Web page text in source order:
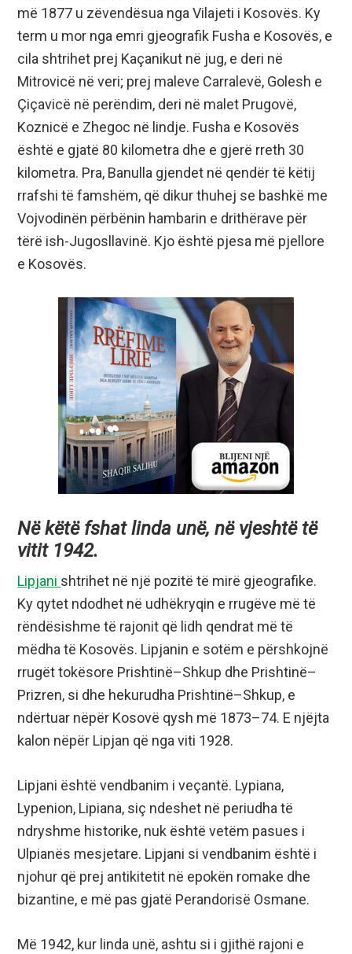
më 1877 u zëvendësua nga Vilajeti i Kosovës. Ky
term u mor nga emri gjeografik Fusha e Kosovës, e
cila shtrihet prej Kaçanikut në jug, e deri në
Mitrovicë në veri; prej maleve Carralevë, Golesh e
Çiçavicë në perëndim, deri në malet Prugovë,
Koznicë e Zhegoc në lindje. Fusha e Kosovës
është e gjatë 80 kilometra dhe e gjerë rreth 30
kilometra. Pra, Banulla gjendet në qendër të këtij
rrafshi të famshëm, që dikur thuhej se bashkë me
Vojvodinën përbënin hambarin e drithërave për
tërë ish-Jugosllavinë. Kjo është pjesa më pjellore
e Kosovës.
Në këtë fshat linda unë, në vjeshtë të
vitit 1942.
Lipjani shtrihet në një pozitë të mirë gjeografike.
Ky qytet ndodhet në udhëkryqin e rrugëve më të
rëndësishme të rajonit që lidh qendrat më të
mëdha të Kosovës. Lipjanin e sotëm e përshkojnë
rrugët tokësore Prishtinë–Shkup dhe Prishtinë–
Prizren, si dhe hekurudha Prishtinë–Shkup, e
ndërtuar nëpër Kosovë qysh më 1873–74. E njëjta
kalon nëpër Lipjan që nga viti 1928.
Lipjani është vendbanim i veçantë. Lypiana,
Lypenion, Lipiana, siç ndeshet në periudha të
ndryshme historike, nuk është vetëm pasues i
Ulpianës mesjetare. Lipjani si vendbanim është i
njohur që prej antikitetit në epokën romake dhe
bizantine, e më pas gjatë Perandorisë Osmane.
Më 1942, kur linda unë, ashtu si i gjithë rajoni e